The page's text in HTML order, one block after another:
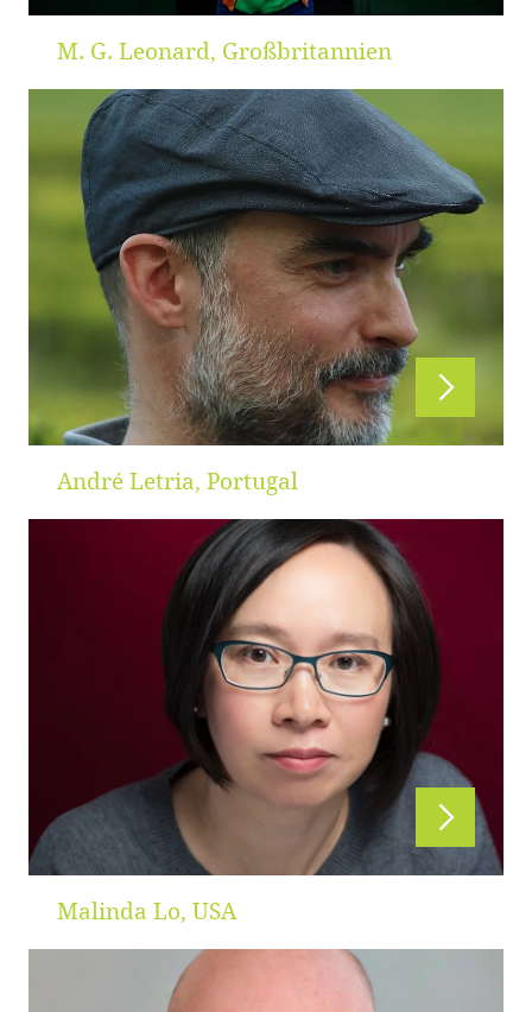
M. G. Leonard, Großbritannien
André Letria, Portugal
Malinda Lo, USA